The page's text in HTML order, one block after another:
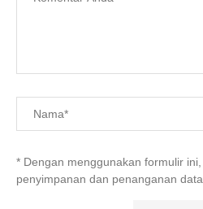
* Dengan menggunakan formulir
penyimpanan dan penanganan